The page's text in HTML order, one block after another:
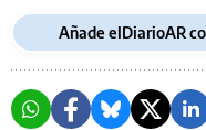
Añade elDiarioAR